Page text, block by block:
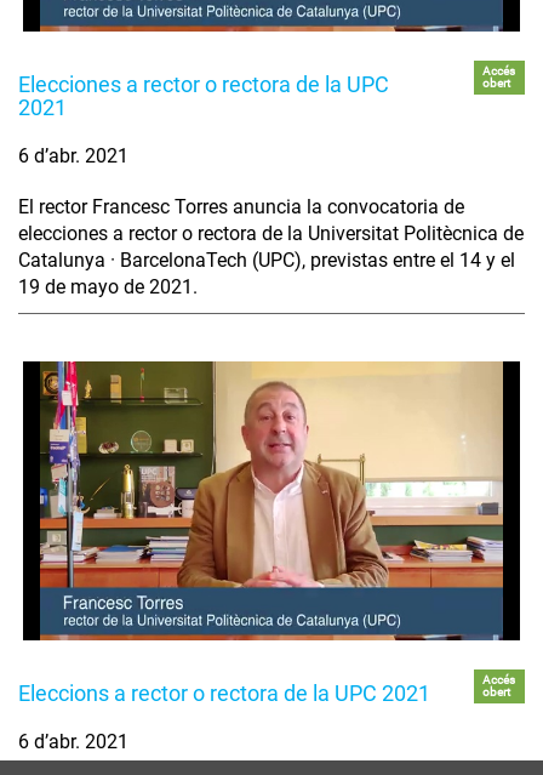
Elecciones a rector o rectora de la UPC
2021
Accés
obert
6 d’abr. 2021
El rector Francesc Torres anuncia la convocatoria de
elecciones a rector o rectora de la Universitat Politècnica de
Catalunya · BarcelonaTech (UPC), previstas entre el 14 y el
19 de mayo de 2021.
Eleccions a rector o rectora de la UPC 2021
Accés
obert
6 d’abr. 2021